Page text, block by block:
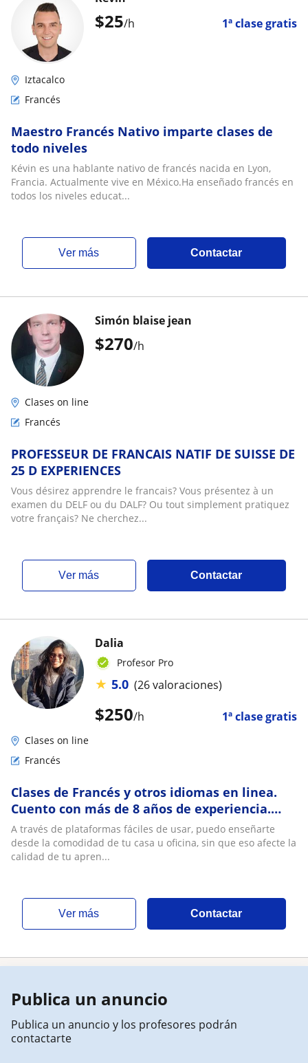
$25/h 1ª clase gratis
Iztacalco
Francés
Maestro Francés Nativo imparte clases de
todo niveles
Kévin es una hablante nativo de francés nacida en Lyon,
Francia. Actualmente vive en México.Ha enseñado francés en
todos los niveles educat...
ver más Contactar
$270/h
Simón blaise jean
Clases on line
Francés
PROFESSEUR DE FRANCAIS NATIF DE SUISSE DE
25 D EXPERIENCES
Vous désirez apprendre le francais? Vous présentez à un
examen du DELF ou du DALF? Ou tout simplement pratiquez
votre français? Ne cherchez...
ver más Contactar
$250/h 1ª clase gratis
Dalia
Profesor Pro
★ 5.0 (26 valoraciones)
Clases on line
Francés
Clases de Francés y otros idiomas en linea.
Cuento con más de 8 años de experiencia.
Horarios adaptables a tus necesidades. Clases
completamente personalizadas a tus
necesidades
A través de plataformas fáciles de usar, puedo enseñarte
desde la comodidad de tu casa u oficina, sin que eso afecte la
calidad de tu apren...
ver más Contactar
Publica un anuncio
Publica un anuncio y los profesores podrán
contactarte